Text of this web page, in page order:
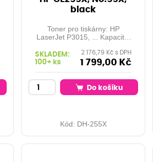
black
Toner pro tiskárny: HP
LaserJet P3015, ... Kapacita:
SKLADEM:
100+ ks
2 176,79 Kč s DPH
1 799,00 Kč
Do košíku
Kód: DH-255X